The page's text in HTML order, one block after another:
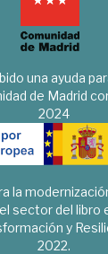
una ayuda
de Madrid
2024
la
sector del libro
y
2022.